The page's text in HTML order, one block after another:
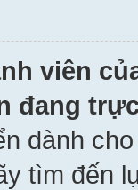
viên
đang
dành
tìm đến